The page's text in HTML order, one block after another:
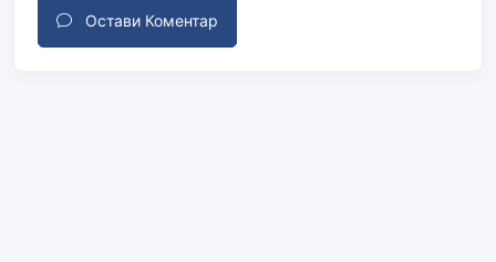
Остави Коментар